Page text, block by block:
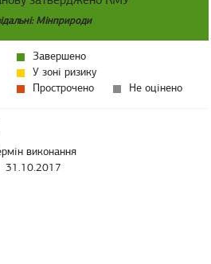
Мінприроди
Завершено
У зоні ризику
Прострочено
Не оцінено
виконання
31.10.2017